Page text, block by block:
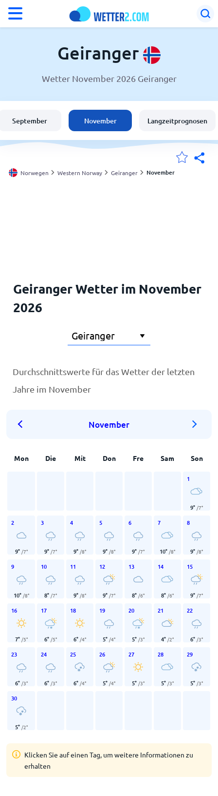
Wetter in Geiranger
Schweiz
Deutschland
Geiranger
Wetter November 2026 Geiranger
September November Langzeitprognosen
Norwegen Western Norway Geiranger November
Geiranger Wetter im November
2026
Durchschnittswerte für das Wetter der letzten
Jahre im November
November
Mon Die Mit Don Fre Sam Son
1
9° /7°
2
9° /7°
3
9° /7°
4
9° /8°
5
9° /8°
6
9° /7°
7
10° /8°
8
9° /8°
9
10° /8°
10
8° /7°
11
9° /8°
12
9° /7°
13
8° /6°
14
8° /6°
15
9° /7°
16
7° /5°
17
6° /5°
18
6° /4°
19
5° /4°
20
5° /3°
21
4° /2°
22
6° /3°
23
6° /3°
24
6° /3°
25
6° /4°
26
5° /4°
27
5° /3°
28
5° /3°
29
5° /3°
30
5° /2°
Klicken Sie auf einen Tag, um weitere Informationen zu
erhalten